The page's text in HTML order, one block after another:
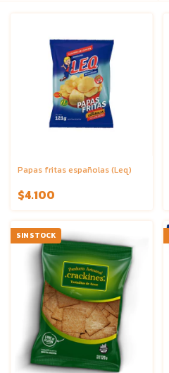
Papas fritas españolas (Leq)
$4.100
SIN STOCK